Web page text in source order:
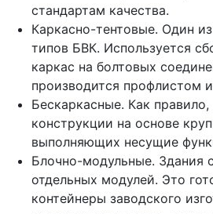
стандартам качества.
Каркасно-тентовые. Один
типов БВК. Используется
каркас на болтовых
производится профлистом
Бескаркасные. Как
конструкции на основе
выполняющих несущие
Блочно-модульные. Здания
отдельных модулей. Это
контейнеры заводского